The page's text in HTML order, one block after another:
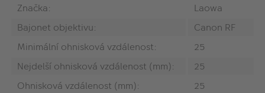
Značka:
Laowa
Bajonet objektivu:
Canon RF
Minimální ohnisková vzdálenost:
25
Nejdelší ohnisková vzdálenost (mm):
25
Ohnisková vzdálenost (mm):
25